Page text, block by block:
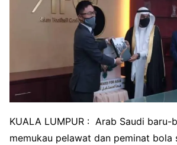
KUALA LUMPUR : Arab Saudi baru-
memukau pelawat dan peminat bola